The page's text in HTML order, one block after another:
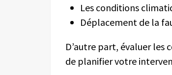
Les conditions
Déplacement de la
D’autre part, évaluer
de planifier votre